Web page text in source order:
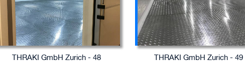
THRAKI GmbH Zurich - 48 THRAKI GmbH Zurich - 49